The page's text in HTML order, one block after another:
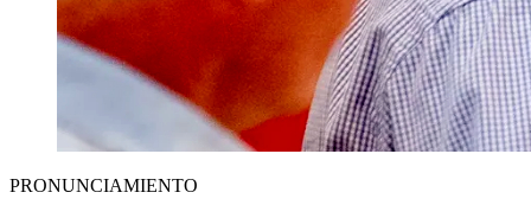
PRONUNCIAMIENTO